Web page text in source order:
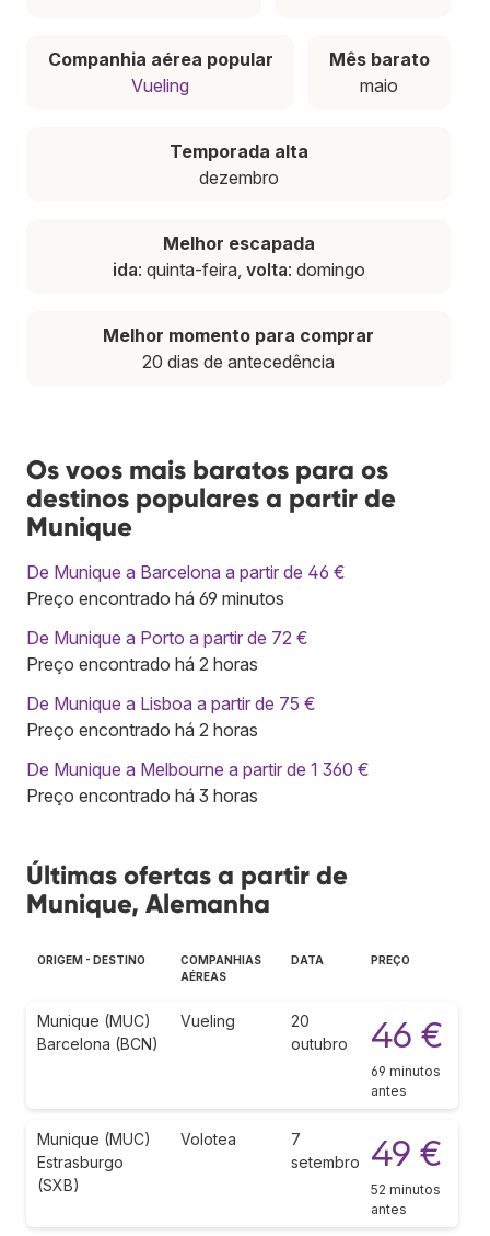
Companhia aérea popular
Vueling
Mês barato
maio
Temporada alta
dezembro
Melhor escapada
ida: quinta-feira, volta: domingo
Melhor momento para comprar
20 dias de antecedência
Os voos mais baratos para os
destinos populares a partir de
Munique
De Munique a Barcelona a partir de 46 €
Preço encontrado há 69 minutos
De Munique a Porto a partir de 72 €
Preço encontrado há 2 horas
De Munique a Lisboa a partir de 75 €
Preço encontrado há 2 horas
De Munique a Melbourne a partir de 1 360 €
Preço encontrado há 3 horas
Últimas ofertas a partir de
Munique, Alemanha
ORIGEM - DESTINO
COMPANHIAS
AÉREAS
DATA PREÇO
Munique (MUC)
Barcelona (BCN)
Vueling
20
outubro
46 €
69 minutos
antes
Munique (MUC)
Estrasburgo
(SXB)
Volotea
7
setembro
49 €
52 minutos
antes